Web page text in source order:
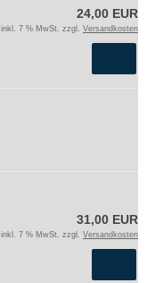
24,00 EUR
inkl. 7 % MwSt. zzgl. Versandkosten
31,00 EUR
inkl. 7 % MwSt. zzgl. Versandkosten